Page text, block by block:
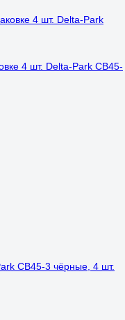
4 шт. Delta-Park CB45-
CB45-3 чёрные, 4 шт.